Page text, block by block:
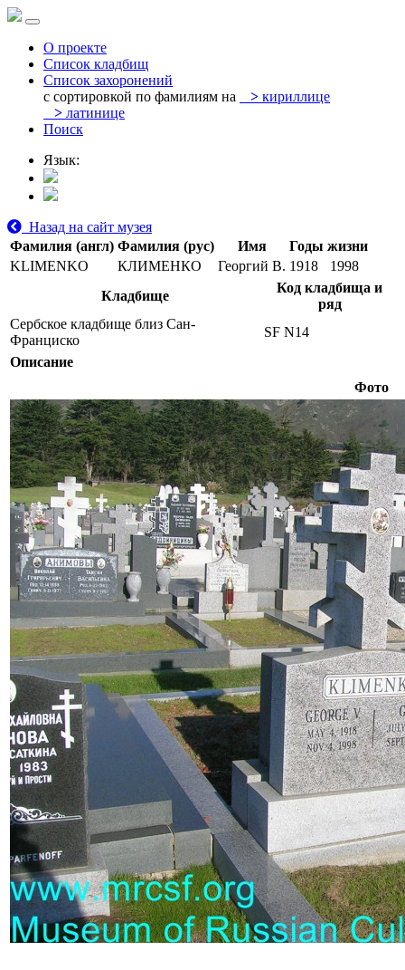
О проекте
Список кладбищ
Список захоронений
с сортировкой по фамилиям на
> кириллице
> латинице
Поиск
Язык:
Назад на сайт музея
Фамилия (англ) Фамилия (рус) Имя
Годы жизни
KLIMENKO
КЛИМЕНКО Георгий В. 1918
1998
Кладбище
Код кладбища и
ряд
Сербское кладбище близ Сан-
Франциско
SF N14
Описание
Фото